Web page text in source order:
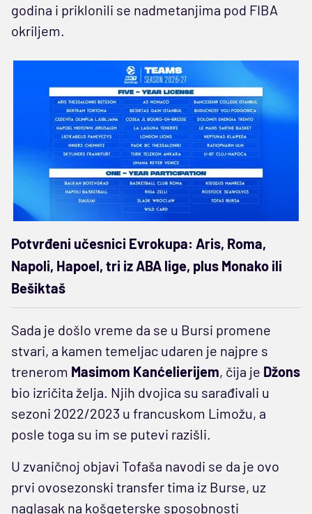
godina i priklonili se nadmetanjima pod FIBA
okriljem.
Potvrđeni učesnici Evrokupa: Aris, Roma,
Napoli, Hapoel, tri iz ABA lige, plus Monako ili
Bešiktaš
Sada je došlo vreme da se u Bursi promene
stvari, a kamen temeljac udaren je najpre s
trenerom Masimom Kanćelierijem, čija je Džons
bio izričita želja. Njih dvojica su sarađivali u
sezoni 2022/2023 u francuskom Limožu, a
posle toga su im se putevi razišli.
U zvaničnoj objavi Tofaša navodi se da je ovo
prvi ovosezonski transfer tima iz Burse, uz
naglasak na košgeterske sposobnosti